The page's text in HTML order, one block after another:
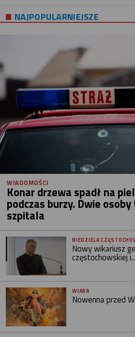
NAJPOPULARNIEJSZE
WIADOMOŚCI
Konar drzewa spadł na
podczas burzy. Dwie
szpitala
NIEDZIELA
Nowy wikariusz
częstochowskiej i...
WIARA
Nowenna przed